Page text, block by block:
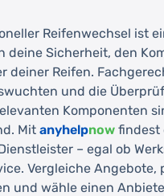
Reifenwechsel ist
deine Sicherheit, den
deiner Reifen.
und die
Komponenten
Mit anyhelpnow findest
– egal ob
Vergleiche Angebote,
und wähle einen